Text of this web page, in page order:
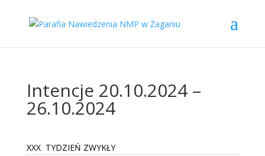
Intencje 20.10.2024 –
26.10.2024
XXX TYDZIEŃ ZWYKŁY